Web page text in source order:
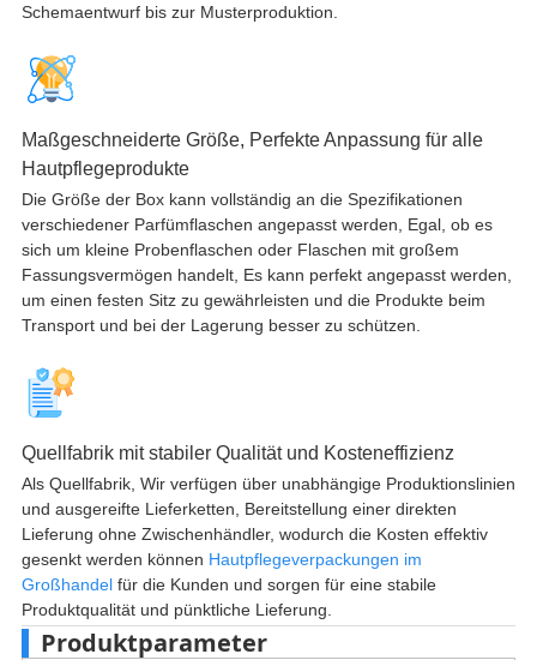
Schemaentwurf bis zur Musterproduktion.
Maßgeschneiderte Größe, Perfekte Anpassung für alle
Hautpflegeprodukte
Die Größe der Box kann vollständig an die Spezifikationen
verschiedener Parfümflaschen angepasst werden, Egal, ob es
sich um kleine Probenflaschen oder Flaschen mit großem
Fassungsvermögen handelt, Es kann perfekt angepasst werden,
um einen festen Sitz zu gewährleisten und die Produkte beim
Transport und bei der Lagerung besser zu schützen.
Quellfabrik mit stabiler Qualität und Kosteneffizienz
Als Quellfabrik, Wir verfügen über unabhängige Produktionslinien
und ausgereifte Lieferketten, Bereitstellung einer direkten
Lieferung ohne Zwischenhändler, wodurch die Kosten effektiv
gesenkt werden können Hautpflegeverpackungen im
Großhandelfür die Kunden und sorgen für eine stabile
Produktqualität und pünktliche Lieferung.
Produktparameter